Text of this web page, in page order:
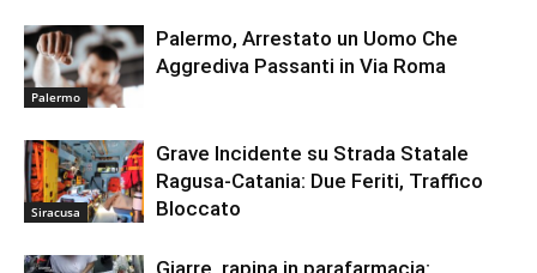
Palermo
Palermo, Arrestato un Uomo Che
Aggrediva Passanti in Via Roma
Siracusa
Grave Incidente su Strada Statale
Ragusa-Catania: Due Feriti, Traffico
Bloccato